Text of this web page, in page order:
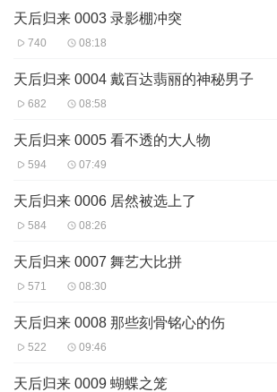
天后归来 0003 录影棚冲突
740 08:18
天后归来 0004 戴百达翡丽的神秘男子
682 08:58
天后归来 0005 看不透的大人物
594 07:49
天后归来 0006 居然被选上了
584 08:26
天后归来 0007 舞艺大比拼
571 08:30
天后归来 0008 那些刻骨铭心的伤
522 09:46
天后归来 0009 蝴蝶之笼